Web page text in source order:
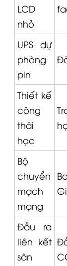
LCD
nhỏ
UPS dự
phòng
pin
Thiết kế
công
thái
học
Bộ
chuyển
mạch
mạng
Đầu ra
liên kết
sân